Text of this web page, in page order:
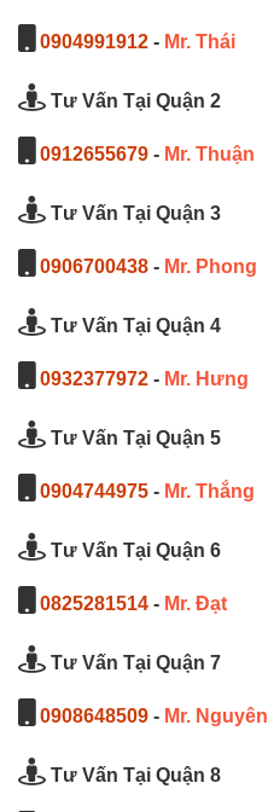
0904991912 - Mr. Thái
Tư Vấn Tại Quận 2
0912655679 - Mr. Thuận
Tư Vấn Tại Quận 3
0906700438 - Mr. Phong
Tư Vấn Tại Quận 4
0932377972 - Mr. Hưng
Tư Vấn Tại Quận 5
0904744975 - Mr. Thắng
Tư Vấn Tại Quận 6
0825281514 - Mr. Đạt
Tư Vấn Tại Quận 7
0908648509 - Mr. Nguyên
Tư Vấn Tại Quận 8